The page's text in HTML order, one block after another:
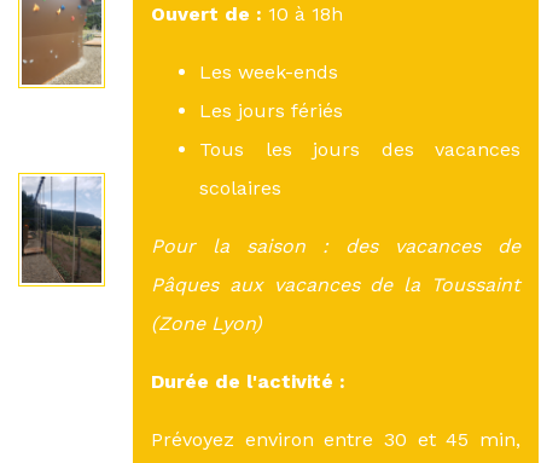
Ouvert de : 10 à 18h
Les week-ends
Les jours fériés
Tous les jours des vacances
scolaires
Pour la saison : des vacances de
Pâques aux vacances de la Toussaint
(Zone Lyon)
Durée de l'activité :
Prévoyez environ entre 30 et 45 min,